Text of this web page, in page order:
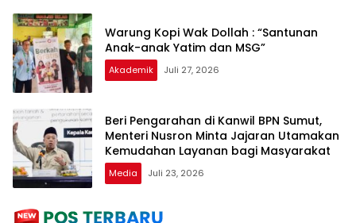
Warung Kopi Wak Dollah : “Santunan
Anak-anak Yatim dan MSG”
Akademik Juli 27, 2026
Beri Pengarahan di Kanwil BPN Sumut,
Menteri Nusron Minta Jajaran Utamakan
Kemudahan Layanan bagi Masyarakat
Media Juli 23, 2026